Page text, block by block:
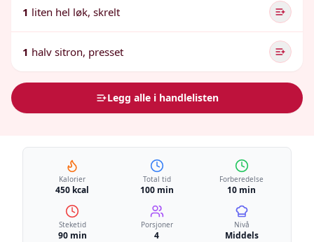
1 liten hel løk, skrelt
1 halv sitron, presset
Legg alle i handlelisten
Kalorier
450 kcal
Total tid
100 min
Forberedelse
10 min
Steketid
90 min
Porsjoner
4
Nivå
Middels